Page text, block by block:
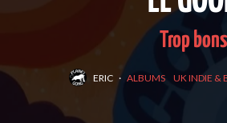
Trop
ERIC · ALBUMS UK INDIE &